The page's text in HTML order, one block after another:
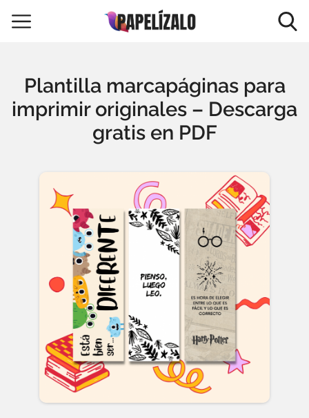
Plantilla marcapáginas para
imprimir originales – Descarga
gratis en PDF